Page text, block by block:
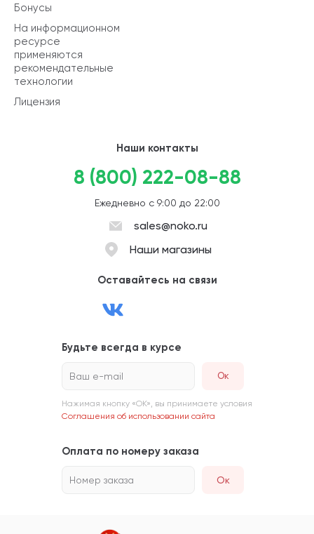
Бонусы
На информационном
ресурсе
применяются
рекомендательные
технологии
Лицензия
Наши контакты
8 (800) 222-08-88
Ежедневно с 9:00 до 22:00
sales@noko.ru
Наши магазины
Оставайтесь на связи
Будьте всегда в курсе
Ваш e-mail
Нажимая кнопку «ОК», вы принимаете условия
Соглашения об использовании сайта
Оплата по номеру заказа
Номер заказа Ок